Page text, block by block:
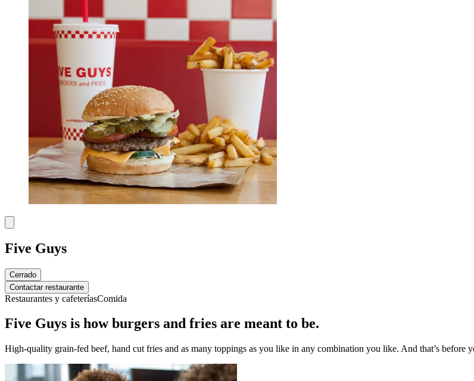
Five Guys
Cerrado
Contactar restaurante
Restaurantes y cafeteríasComida
Five Guys is how burgers and fries are meant to be.
High-quality grain-fed beef, hand cut fries and as many toppings as you like in any combination you like. And that’s before